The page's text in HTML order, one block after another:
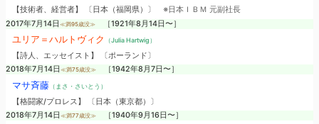
【技術者、経営者】 〔日本（福岡県）〕 ※日本ＩＢＭ 元副社長
2017年7月14日 ≪満95歳没≫ ［1921年8月14日〜］
ユリア＝ハルトヴィク （Julia Hartwig）
【詩人、エッセイスト】 〔ポーランド〕
2018年7月14日 ≪満75歳没≫ ［1942年8月7日〜］
マサ斉藤 （まさ・さいとう）
【格闘家/プロレス】 〔日本（東京都）〕
2018年7月14日 ≪満77歳没≫ ［1940年9月16日〜］